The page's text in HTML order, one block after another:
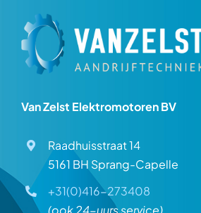
Van Zelst Elektromotoren BV
Raadhuisstraat 14
5161 BH Sprang-Capelle
+31(0)416-273408
(ook 24-uurs service)